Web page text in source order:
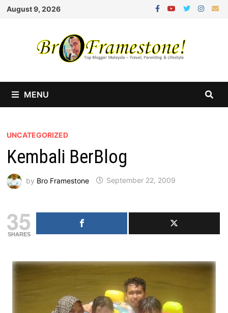
Skip
August 9, 2026
MENU
UNCATEGORIZED
Kembali BerBlog
by Bro Framestone September 22, 2009
35
SHARES